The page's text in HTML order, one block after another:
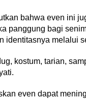
bahwa even ini
panggung bagi
identitasnya melalui
kostum, tarian,
even dapat